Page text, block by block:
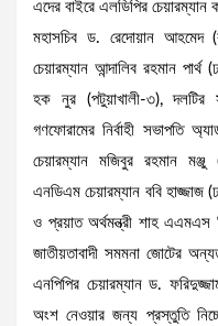
এদের বাইরে এলডিপির
মহাসচিব ড. রেদোয়ান আহমেদ
চেয়ারম্যান আন্দালিব রহমান
হক নুর (পটুয়াখালী-৩), দলটির
গণফোরামের নির্বাহী সভাপতি
চেয়ারম্যান মজিবুর রহমান মঞ্জু
এনডিএম চেয়ারম্যান ববি হাজ্জাজ
ও প্রয়াত অর্থমন্ত্রী শাহ এএমএস
জাতীয়তাবাদী সমমনা জোটের
এনপিপির চেয়ারম্যান ড.
অংশ নেওয়ার জন্য প্রস্তুতি